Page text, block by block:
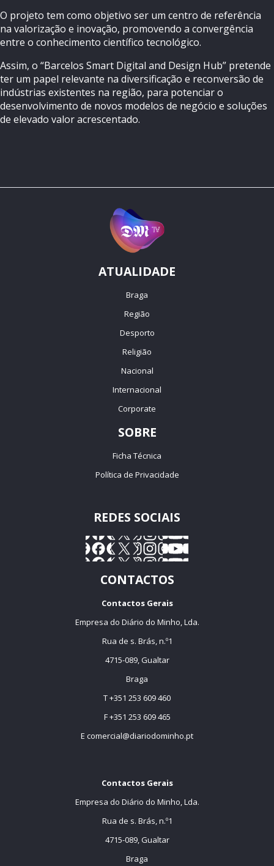
O projeto tem como objetivo ser um centro de referência
na valorização e inovação, promovendo a convergência
entre o conhecimento científico tecnológico.
Assim, o “Barcelos Smart Digital and Design Hub” pretende
ter um papel relevante na diversificação e reconversão de
indústrias existentes na região, para potenciar o
desenvolvimento de novos modelos de negócio e soluções
de elevado valor acrescentado.
ATUALIDADE
Braga
Região
Desporto
Religião
Nacional
Internacional
Corporate
SOBRE
Ficha Técnica
Política de Privacidade
REDES SOCIAIS
CONTACTOS
Contactos Gerais
Empresa do Diário do Minho, Lda.
Rua de s. Brás, n.º1
4715-089, Gualtar
Braga
T +351 253 609 460
F +351 253 609 465
E comercial@diariodominho.pt
Contactos Gerais
Empresa do Diário do Minho, Lda.
Rua de s. Brás, n.º1
4715-089, Gualtar
Braga